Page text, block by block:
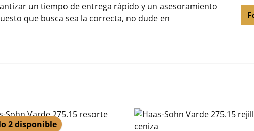
un tiempo de entrega rápido y un asesoramiento
que busca sea la correcta, no dude en
2 disponible